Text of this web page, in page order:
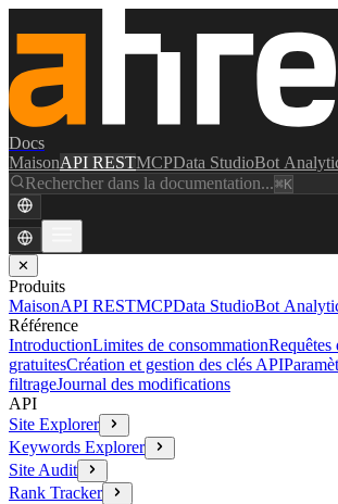
Docs
MaisonAPI RESTMCPData StudioBot
Rechercher dans la documentation...⌘K
✕
Produits
MaisonAPI RESTMCPData StudioBot
Référence
IntroductionLimites de consommationRequêtes
gratuitesCréation et gestion des clés API
filtrageJournal des modifications
API
Site Explorer
Keywords Explorer
Site Audit
Rank Tracker